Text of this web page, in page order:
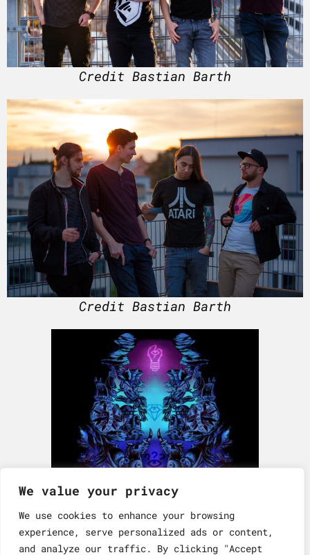
We value your privacy
We use cookies to enhance your browsing
experience, serve personalized ads or content,
and analyze our traffic. By clicking "Accept
Credit Bastian Barth
Credit Bastian Barth
CD-Cover